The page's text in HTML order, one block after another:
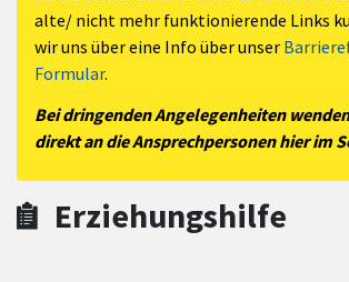
alte/ nicht mehr funktionierende Links
wir uns über eine Info über unser
Formular.
Bei dringenden Angelegenheiten
direkt an die Ansprechpersonen hier im
Erziehungshilfe